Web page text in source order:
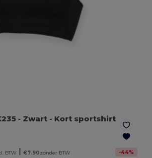
- Zwart - Kort sportshirt
BTW | €7.90zonder BTW -44%